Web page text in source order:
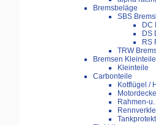
Bremsbeläge
SBS
DC
DS
RS
TRW
Bremsen Kleinteile
Kleinteile
Carbonteile
Kotflügel /
Motordeckel
Rahmen-